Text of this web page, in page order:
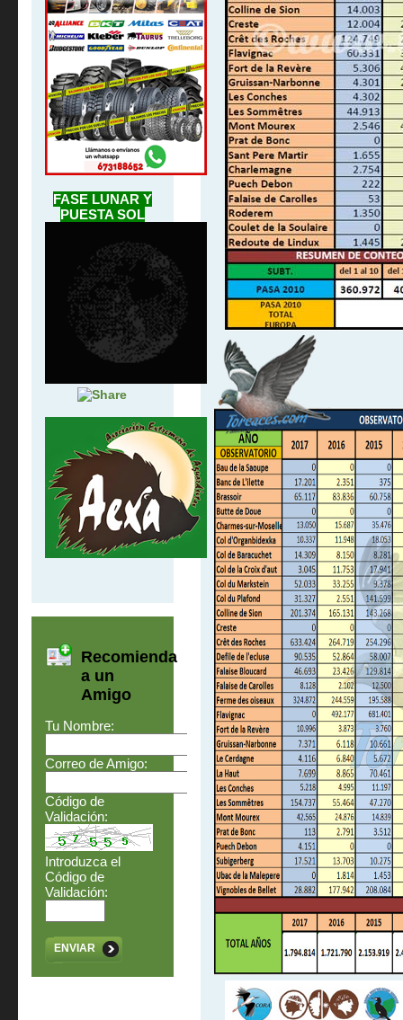
FASE LUNAR Y
PUESTA SOL
Recomienda
a un
Amigo
Tu Nombre:
Correo de Amigo:
Código de
Validación:
Introduzca el
Código de
Validación:
ENVIAR